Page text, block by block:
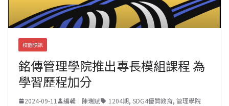
校園快訊
銘傳管理學院推出專長模組課程 為
學習歷程加分
2024-09-11 編輯｜陳瑞斌 1204期, SDG4優質教育, 管理學院